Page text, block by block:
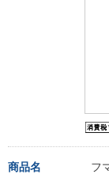
商品名
フ